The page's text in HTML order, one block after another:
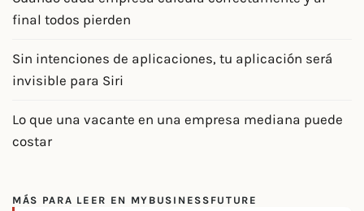
final todos pierden
Sin intenciones de aplicaciones, tu aplicación será
invisible para Siri
Lo que una vacante en una empresa mediana puede
costar
MÁS PARA LEER EN MYBUSINESSFUTURE